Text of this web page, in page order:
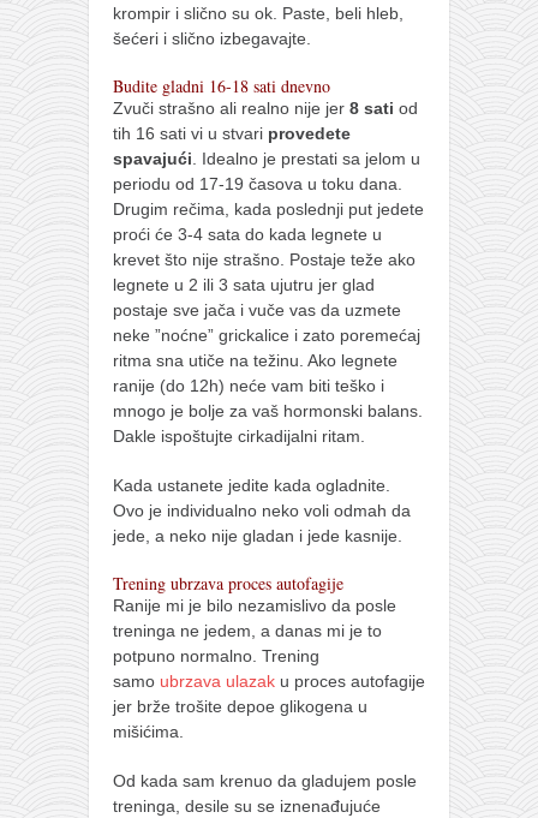
krompir i slično su ok. Paste, beli hleb,
šećeri i slično izbegavajte.
Budite gladni 16-18 sati dnevno
Zvuči strašno ali realno nije jer 8 sati od
tih 16 sati vi u stvari provedete
spavajući. Idealno je prestati sa jelom u
periodu od 17-19 časova u toku dana.
Drugim rečima, kada poslednji put jedete
proći će 3-4 sata do kada legnete u
krevet što nije strašno. Postaje teže ako
legnete u 2 ili 3 sata ujutru jer glad
postaje sve jača i vuče vas da uzmete
neke ”noćne” grickalice i zato poremećaj
ritma sna utiče na težinu. Ako legnete
ranije (do 12h) neće vam biti teško i
mnogo je bolje za vaš hormonski balans.
Dakle ispoštujte cirkadijalni ritam.
Kada ustanete jedite kada ogladnite.
Ovo je individualno neko voli odmah da
jede, a neko nije gladan i jede kasnije.
Trening ubrzava proces autofagije
Ranije mi je bilo nezamislivo da posle
treninga ne jedem, a danas mi je to
potpuno normalno. Trening
samo ubrzava ulazak u proces autofagije
jer brže trošite depoe glikogena u
mišićima.
Od kada sam krenuo da gladujem posle
treninga, desile su se iznenađujuće